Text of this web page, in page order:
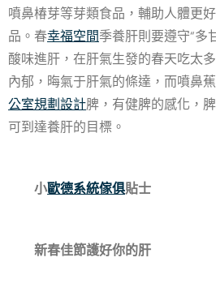
噴鼻椿芽等芽類食品，輔助人體更
品。春幸福空間季養肝則要遵守“多
酸味進肝，在肝氣生發的春天吃太
內郁，晦氣于肝氣的條達，而噴鼻
公室規劃設計脾，有健脾的感化，
可到達養肝的目標。
小歐德系統傢俱貼士
新春佳節護好你的肝